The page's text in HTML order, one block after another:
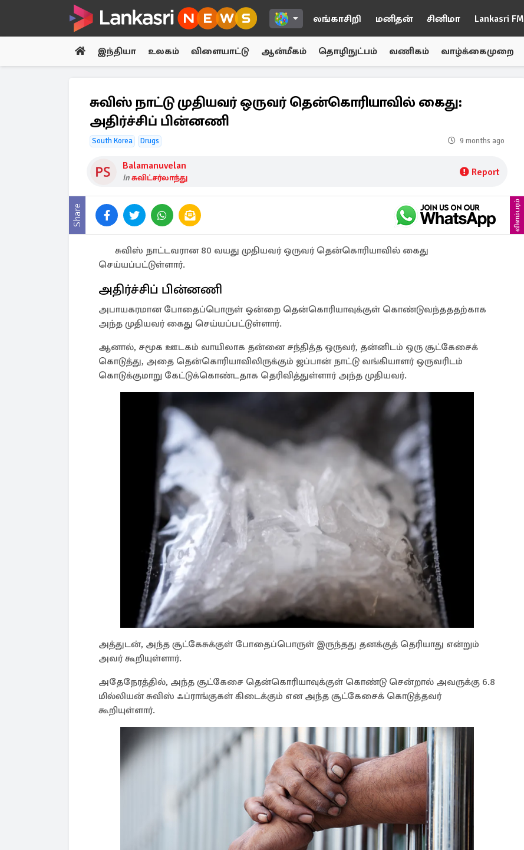
லங்காசிறி மனிதன் சினிமா Lankasri FM
இந்தியா உலகம் விளையாட்டு ஆன்மீகம் தொழிநுட்பம் வணிகம் வாழ்க்கைமுறை
சுவிஸ் நாட்டு முதியவர் ஒருவர் தென்கொரியாவில் கைது:
அதிர்ச்சிப் பின்னணி
South Korea Drugs 9 months ago
Balamanuvelan
inசுவிட்சர்லாந்து Report
Share விளம்பரம்
சுவிஸ் நாட்டவரான 80 வயது முதியவர் ஒருவர் தென்கொரியாவில் கைது
செய்யப்பட்டுள்ளார்.
அதிர்ச்சிப் பின்னணி
அபாயகரமான போதைப்பொருள் ஒன்றை தென்கொரியாவுக்குள் கொண்டுவந்தததற்காக
அந்த முதியவர் கைது செய்யப்பட்டுள்ளார்.
ஆனால், சமூக ஊடகம் வாயிலாக தன்னை சந்தித்த ஒருவர், தன்னிடம் ஒரு சூட்கேசைக்
கொடுத்து, அதை தென்கொரியாவிலிருக்கும் ஜப்பான் நாட்டு வங்கியாளர் ஒருவரிடம்
கொடுக்குமாறு கேட்டுக்கொண்டதாக தெரிவித்துள்ளார் அந்த முதியவர்.
அத்துடன், அந்த சூட்கேசுக்குள் போதைப்பொருள் இருந்தது தனக்குத் தெரியாது என்றும்
அவர் கூறியுள்ளார்.
அதேநேரத்தில், அந்த சூட்கேசை தென்கொரியாவுக்குள் கொண்டு சென்றால் அவருக்கு 6.8
மில்லியன் சுவிஸ் ஃப்ராங்குகள் கிடைக்கும் என அந்த சூட்கேசைக் கொடுத்தவர்
கூறியுள்ளார்.